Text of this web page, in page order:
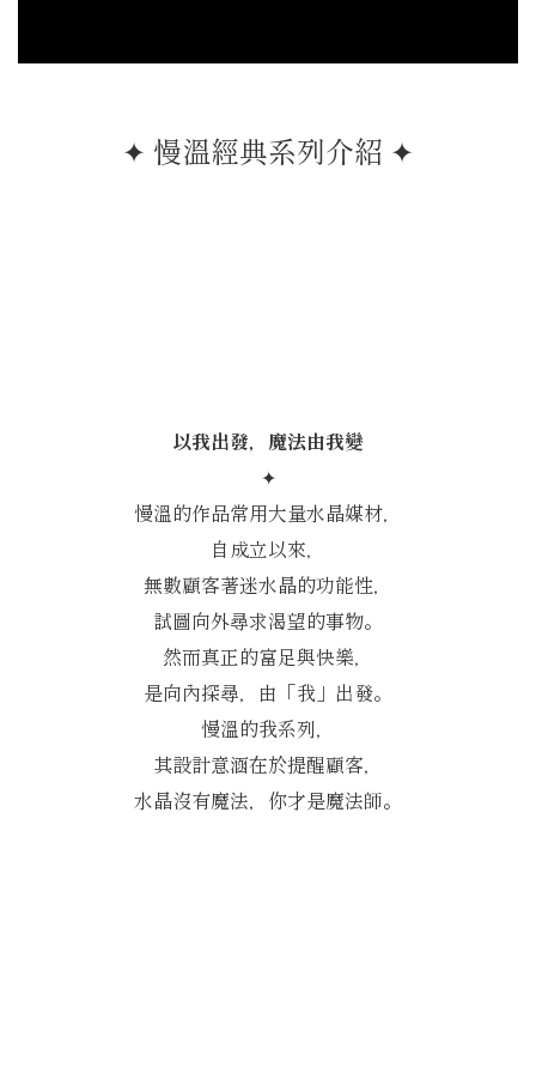
✦ 慢溫經典系列介紹 ✦
以我出發，魔法由我變
✦
慢溫的作品常用大量水晶媒材，
自成立以來，
無數顧客著迷水晶的功能性，
試圖向外尋求渴望的事物。
然而真正的富足與快樂，
是向內探尋，由「我」出發。
慢溫的我系列，
其設計意涵在於提醒顧客，
水晶沒有魔法，你才是魔法師。